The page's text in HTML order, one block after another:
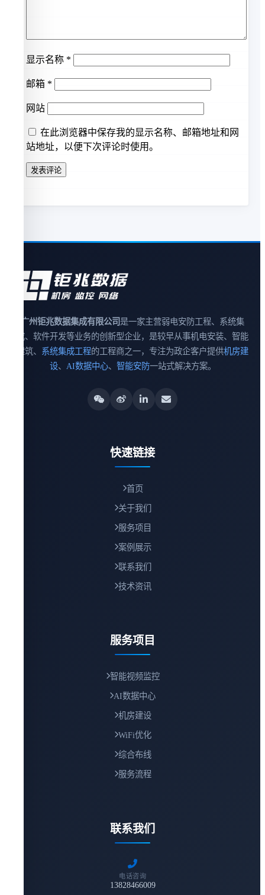
显示名称 *
邮箱 *
网站
在此浏览器中保存我的显示名称、邮箱地址和网
站地址，以便下次评论时使用。
广州钜兆数据集成有限公司 是一家主营弱电安防工程、系统集
成、软件开发等业务的创新型企业，是较早从事机电安装、智能
建筑、 系统集成工程的工程商之一，专注为政企客户提供机房建
设、 AI数据中心、 智能安防一站式解决方案。
快速链接
首页
关于我们
服务项目
案例展示
联系我们
技术资讯
服务项目
智能视频监控
AI数据中心
机房建设
WiFi优化
综合布线
服务流程
联系我们
电话咨询
13828466009